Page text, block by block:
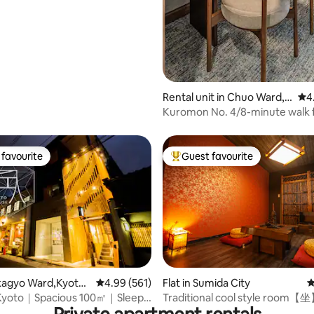
Rental unit in Chuo Ward,
Osaka
Kuromon No. 4/8-minute
Market/Shinsaibashi/
access to KIX , Japanese-style...
556 reviews
favourite
Ward,Kyoto-
4.99 out of 5 average rating, 561 reviews
4.99 (561)
｜Spacious 100㎡｜Sleeps
Top guest favourite
Guest favourite
Flat in Sumida City
Traditional cool style room【
of Skytree